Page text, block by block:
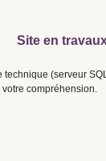
Site en
(serveur
compréhension.